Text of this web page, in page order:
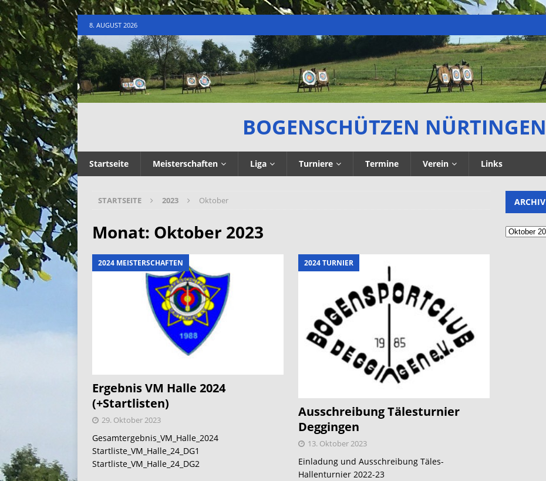
8. AUGUST 2026
BOGENSCHÜTZEN NÜRTINGEN
Startseite Meisterschaften Liga Turniere Termine Verein Links
STARTSEITE 2023 Oktober
Monat: Oktober 2023
2024 MEISTERSCHAFTEN
Ergebnis VM Halle 2024
(+Startlisten)
29. Oktober 2023
Gesamtergebnis_VM_Halle_2024
Startliste_VM_Halle_24_DG1
Startliste_VM_Halle_24_DG2
2024 TURNIER
Ausschreibung Tälesturnier
Deggingen
13. Oktober 2023
Einladung und Ausschreibung Täles-
Hallenturnier 2022-23
ARCHIV